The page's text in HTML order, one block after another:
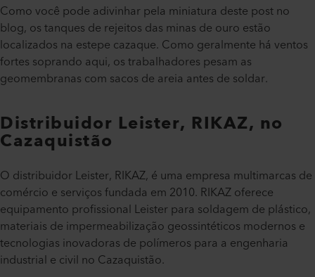
Como você pode adivinhar pela miniatura deste post no
blog, os tanques de rejeitos das minas de ouro estão
localizados na estepe cazaque. Como geralmente há ventos
fortes soprando aqui, os trabalhadores pesam as
geomembranas com sacos de areia antes de soldar.
Distribuidor Leister, RIKAZ, no
Cazaquistão
O distribuidor Leister, RIKAZ, é uma empresa multimarcas de
comércio e serviços fundada em 2010. RIKAZ oferece
equipamento profissional Leister para soldagem de plástico,
materiais de impermeabilização geossintéticos modernos e
tecnologias inovadoras de polímeros para a engenharia
industrial e civil no Cazaquistão.